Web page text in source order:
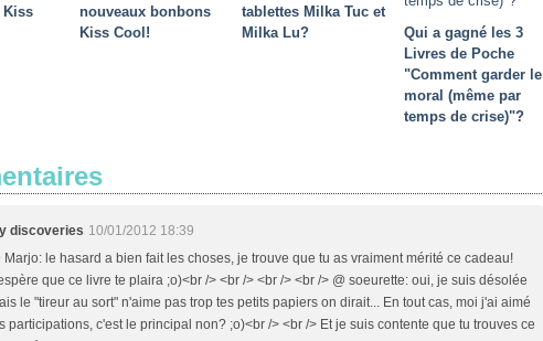
Kiss
nouveaux bonbons
Kiss Cool!
tablettes Milka Tuc et
Milka Lu?
Qui a gagné les 3
Livres de Poche
"Comment garder le
moral (même par
temps de crise)"?
discoveries 10/01/2012 18:39
Marjo: le hasard a bien fait les choses, je trouve que tu as vraiment mérité ce cadeau!
que ce livre te plaira ;o)<br /> <br /> <br /> <br /> @ soeurette: oui, je suis désolée
le "tireur au sort" n'aime pas trop tes petits papiers on dirait... En tout cas, moi j'ai aimé
participations, c'est le principal non? ;o)<br /> <br /> Et je suis contente que tu trouves ce